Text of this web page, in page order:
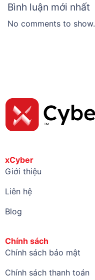
Bình luận mới nhất
No comments to show.
xCyber
Giới thiệu
Liên hệ
Blog
Chính sách
Chính sách bảo mật
Chính sách thanh toán